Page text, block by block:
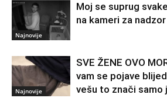
Najnovije
Moj se suprug
na kameri za
Najnovije
SVE ŽENE OVO
vam se pojave
vešu to znači samo